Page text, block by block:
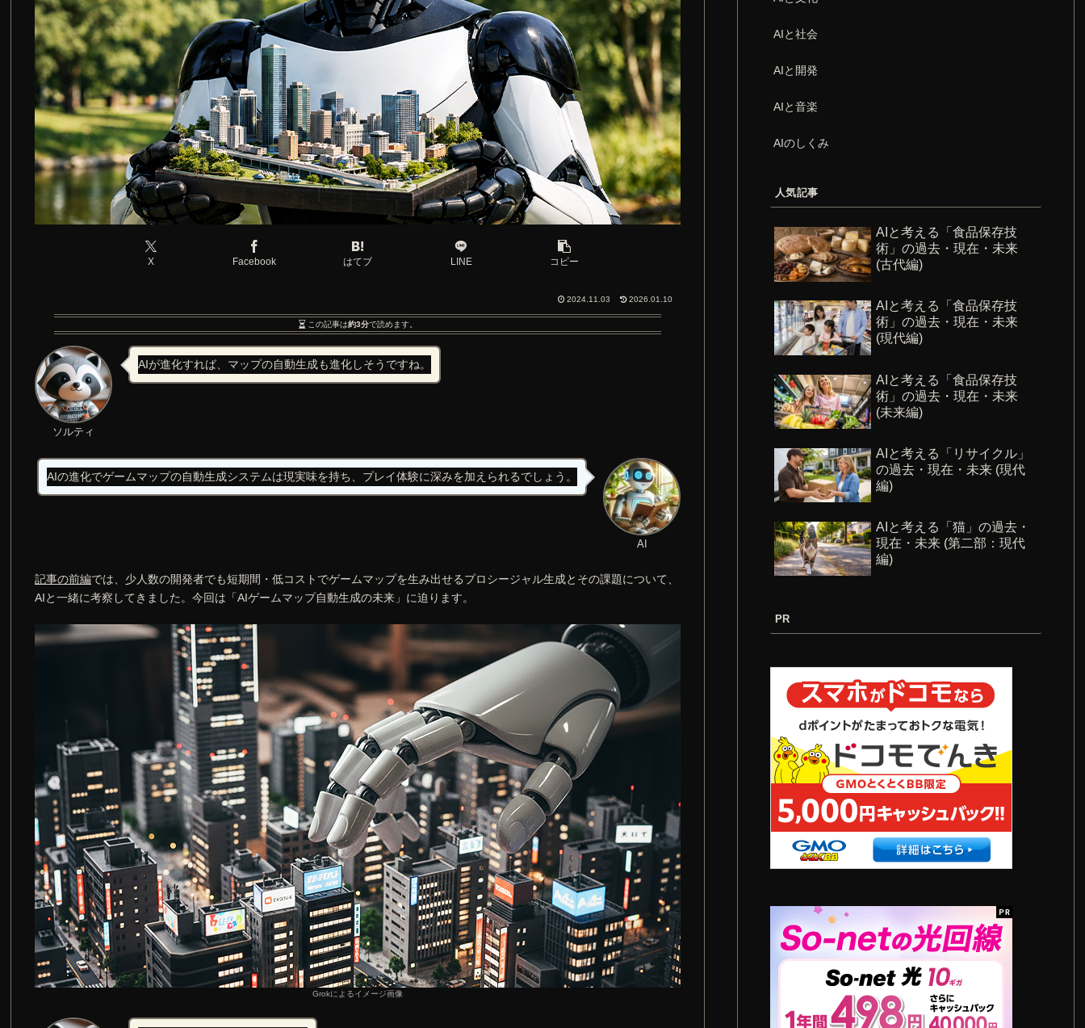
X Facebook はてブ LINE コピー
2024.11.03 2026.01.10
この記事は約3分で読めます。
ソルティ
AIが進化すれば、マップの自動生成も進化しそうですね。
AI
AIの進化でゲームマップの自動生成システムは現実味を持ち、プレイ体験に深みを加えられるでしょう。
記事の前編では、少人数の開発者でも短期間・低コストでゲームマップを生み出せるプロシージャル生成とその課題について、
AIと一緒に考察してきました。今回は「AIゲームマップ自動生成の未来」に迫ります。
Grokによるイメージ画像
AIと社会
AIと開発
AIと音楽
AIのしくみ
人気記事
AIと考える「食品保存技
術」の過去・現在・未来
(古代編)
AIと考える「食品保存技
術」の過去・現在・未来
(現代編)
AIと考える「食品保存技
術」の過去・現在・未来
(未来編)
AIと考える「リサイクル」
の過去・現在・未来 (現代
編)
AIと考える「猫」の過去・
現在・未来 (第二部：現代
編)
PR